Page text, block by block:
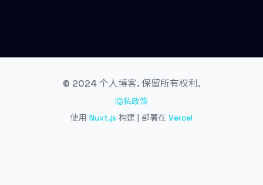
© 2024 个人博客. 保留所有权利.
隐私政策
使用 Nuxt.js 构建 | 部署在 Vercel